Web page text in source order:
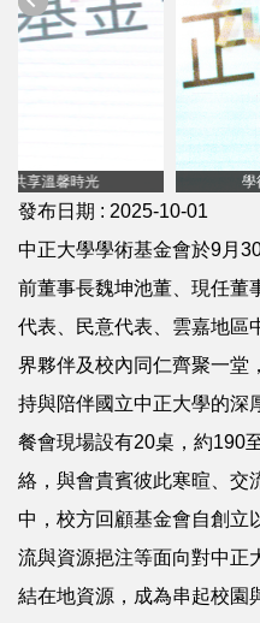
學術基金會感恩餐會登場
發布日期 : 2025-10-01
中正大學學術基金會於9月
前董事長魏坤池董、現任董
代表、民意代表、雲嘉地區
界夥伴及校內同仁齊聚一堂
持與陪伴國立中正大學的深
餐會現場設有20桌，約190
絡，與會貴賓彼此寒暄、交
中，校方回顧基金會自創立
流與資源挹注等面向對中正
結在地資源，成為串起校園